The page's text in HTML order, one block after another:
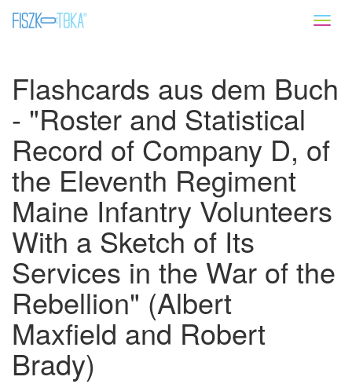
Flashcards aus dem Buch
- "Roster and Statistical
Record of Company D, of
the Eleventh Regiment
Maine Infantry Volunteers
With a Sketch of Its
Services in the War of the
Rebellion" (Albert
Maxfield and Robert
Brady)